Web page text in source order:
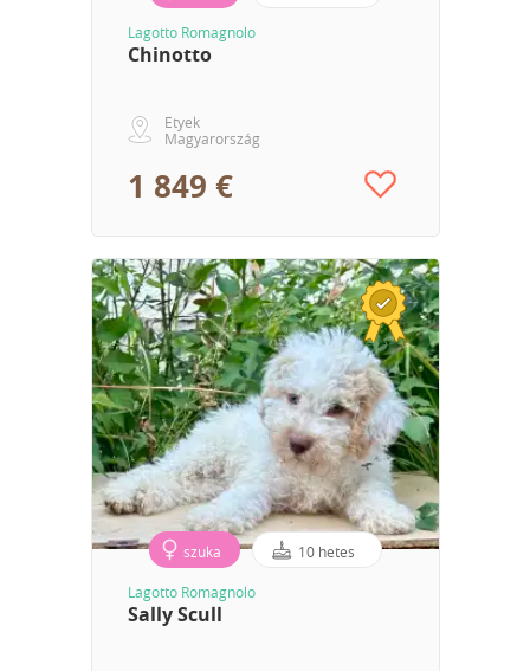
Lagotto Romagnolo
Chinotto
Etyek
Magyarország
1 849 €
szuka 10 hetes
Lagotto Romagnolo
Sally Scull